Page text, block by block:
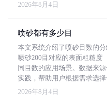
2026年8月4日
喷砂都有多少目
本文系统介绍了喷砂目数的
喷砂200目对应的表面粗糙度
同目数的应用场景。数据来
实践，帮助用户根据需求选择
2026年8月4日